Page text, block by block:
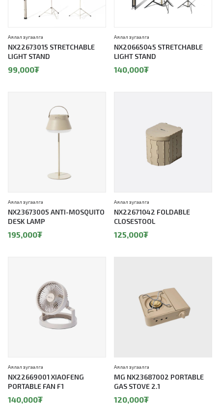
NX22673015 STRETCHABLE
LIGHT STAND
Аялал зугаалга
99,000₮
NX20665045 STRETCHABLE
LIGHT STAND
Аялал зугаалга
140,000₮
NX23673005 ANTI-MOSQUITO
DESK LAMP
Аялал зугаалга
195,000₮
NX22671042 FOLDABLE
CLOSESTOOL
Аялал зугаалга
125,000₮
NX22669001 XIAOFENG
PORTABLE FAN F1
Аялал зугаалга
140,000₮
MG NX23687002 PORTABLE
GAS STOVE 2.1
Аялал зугаалга
120,000₮